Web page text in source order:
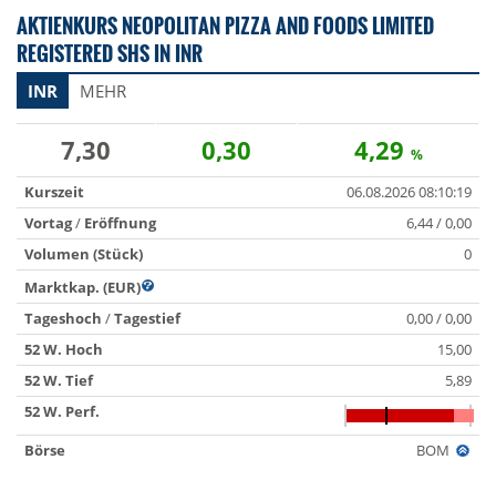
AKTIENKURS NEOPOLITAN PIZZA AND FOODS LIMITED
REGISTERED SHS IN INR
INR MEHR
7,30 0,30 4,29 %
Kurszeit
06.08.2026 08:10:19
Vortag/ Eröffnung
6,44 / 0,00
Volumen (Stück)
0
Marktkap. (EUR)
Tageshoch /Tagestief
0,00 / 0,00
52 W. Hoch
15,00
52 W. Tief
5,89
52 W. Perf.
Börse
BOM